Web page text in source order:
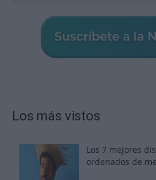
Los más vistos
Los 7 mejores
ordenados de